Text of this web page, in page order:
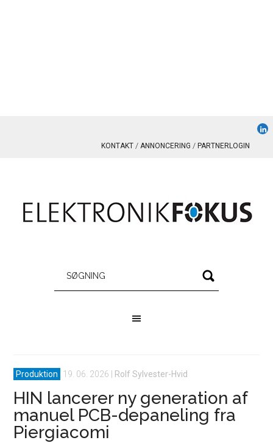
KONTAKT ANNONCERING PARTNERLOGIN
Produktion 19. 06. 2026 Rolf Sylvester-Hvid
HIN lancerer ny generation af
manuel PCB-depaneling fra
Piergiacomi